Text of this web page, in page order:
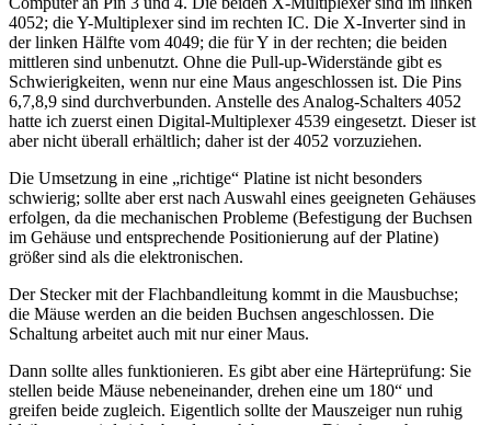
4052; die Y-Multiplexer sind im rechten IC. Die X-Inverter sind in
der linken Hälfte vom 4049; die für Y in der rechten; die beiden
mittleren sind unbenutzt. Ohne die Pull-up-Widerstände gibt es
Schwierigkeiten, wenn nur eine Maus angeschlossen ist. Die Pins
6,7,8,9 sind durchverbunden. Anstelle des Analog-Schalters 4052
hatte ich zuerst einen Digital-Multiplexer 4539 eingesetzt. Dieser ist
aber nicht überall erhältlich; daher ist der 4052 vorzuziehen.
Die Umsetzung in eine „richtige“ Platine ist nicht besonders
schwierig; sollte aber erst nach Auswahl eines geeigneten Gehäuses
erfolgen, da die mechanischen Probleme (Befestigung der Buchsen
im Gehäuse und entsprechende Positionierung auf der Platine)
größer sind als die elektronischen.
Der Stecker mit der Flachbandleitung kommt in die Mausbuchse;
die Mäuse werden an die beiden Buchsen angeschlossen. Die
Schaltung arbeitet auch mit nur einer Maus.
Dann sollte alles funktionieren. Es gibt aber eine Härteprüfung: Sie
stellen beide Mäuse nebeneinander, drehen eine um 180“ und
greifen beide zugleich. Eigentlich sollte der Mauszeiger nun ruhig